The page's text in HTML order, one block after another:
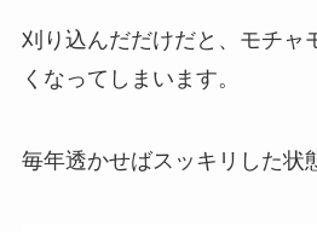
刈り込んだだけだと、モチャ
くなってしまいます。
毎年透かせばスッキリした状